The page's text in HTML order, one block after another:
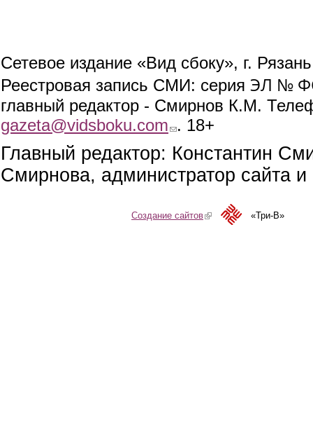
Сетевое издание «Вид сбоку», г.
Реестровая запись СМИ: серия ЭЛ №
главный редактор - Смирнов К.М.
gazeta@vidsboku.com (link sends e-mail)
. 18+
Главный редактор: Константин
Смирнова, администратор сайта
Создание сайтов(link is external)«Три-В»